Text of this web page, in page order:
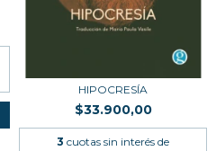
HIPOCRESÍA
$33.900,00
3 cuotas sin interés de